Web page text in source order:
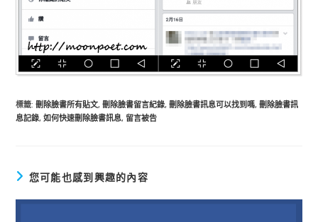
標籤:刪除臉書所有貼文, 刪除臉書留言紀錄, 刪除臉書訊息可以找到嗎, 刪除臉書訊
息記錄, 如何快速刪除臉書訊息, 留言被告
您可能也感到興趣的內容